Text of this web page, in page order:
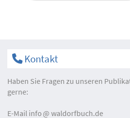
Kontakt
Haben Sie Fragen zu unseren
gerne:
E-Mail info waldorfbuch.de